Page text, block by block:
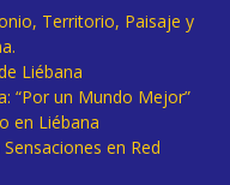
Territorio, Paisaje y
Liébana
“Por un Mundo Mejor”
en Liébana
en Red